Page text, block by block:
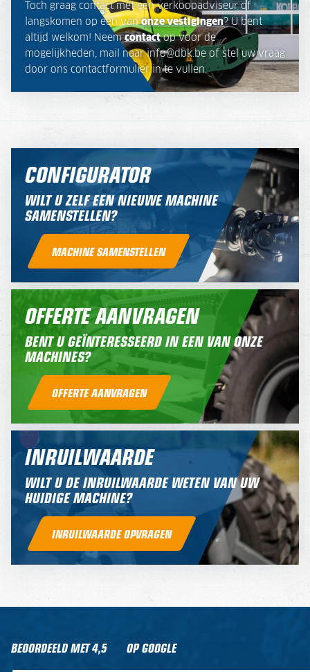
Toch graag contact met een verkoopadviseur of
langskomen op een vanonze vestigingen? U bent
altijd welkom! Neemcontactop voor de
mogelijkheden, mail naar info@dbk.be of stel uw vraag
door ons contactformulier in te vullen.
CONFIGURATOR
WILT U ZELF EEN NIEUWE MACHINE
SAMENSTELLEN?
MACHINE SAMENSTELLEN
OFFERTE AANVRAGEN
BENT U GEÏNTERESSEERD IN EEN VAN ONZE
MACHINES?
OFFERTE AANVRAGEN
INRUILWAARDE
WILT U DE INRUILWAARDE WETEN VAN UW
HUIDIGE MACHINE?
INRUILWAARDE OPVRAGEN
BEOORDEELD MET4,5 OP GOOGLE